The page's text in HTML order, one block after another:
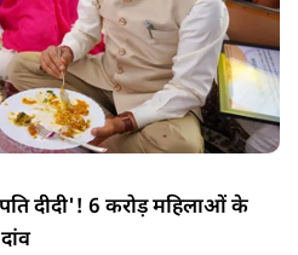
दीदी'! 6 करोड़ महिलाओं के